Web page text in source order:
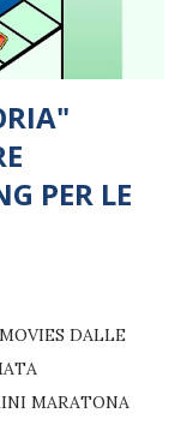
PER LE
DALLE
MARATONA